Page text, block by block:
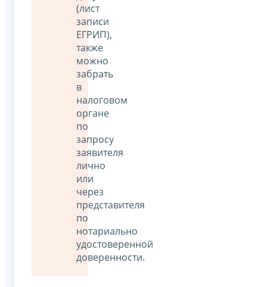
(лист
записи
ЕГРИП),
также
можно
забрать
в
налоговом
органе
по
запросу
заявителя
лично
или
через
представителя
по
нотариально
удостоверенной
доверенности.